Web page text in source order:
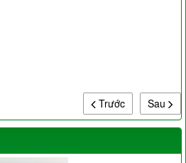
Sau
Trước